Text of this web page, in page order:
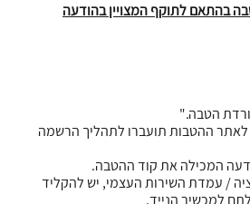
בהתאם לתוקף המצויין בהודעה
לאתר ההטבות תועברו לתהליך הרשמה
/ עמדת השירות העצמי, יש להקליד
למכשיר הנייד.